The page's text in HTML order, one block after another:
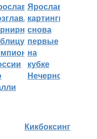
Ярославские
картингисты
снова
первые
на
кубке
Нечерноземья
Кикбоксинг